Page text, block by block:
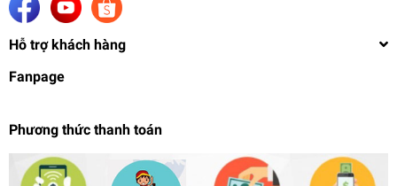
Hỗ trợ khách hàng
Fanpage
Phương thức thanh toán